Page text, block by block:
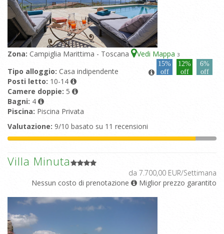
Zona: Campiglia Marittima - Toscana Vedi Mappa 3
15%
off
12%
off
6%
off
Tipo alloggio: Casa indipendente
Posti letto: 10-14
Camere doppie: 5
Bagni: 4
Piscina: Piscina Privata
Valutazione: 9/10 basato su 11 recensioni
Villa Minuta
da 7.700,00 EUR/Settimana
Nessun costo di prenotazione
Miglior prezzo garantito